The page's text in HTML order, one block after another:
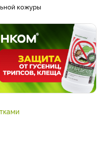
кожуры